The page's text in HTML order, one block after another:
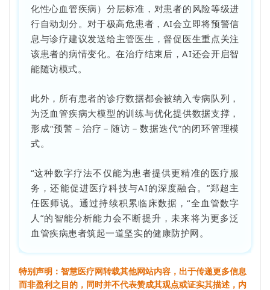
化性心血管疾病）分层标准，对患者的风险等级进
行自动划分。对于极高危患者，AI会立即将预警信
息与诊疗建议发送给主管医生，督促医生重点关注
该患者的病情变化。在治疗结束后，AI还会开启智
能随访模式。
此外，所有患者的诊疗数据都会被纳入专病队列，
为泛血管疾病大模型的训练与优化提供数据支撑，
形成“预警－治疗－随访－数据迭代”的闭环管理模
式。
“这种数字疗法不仅能为患者提供更精准的医疗服
务，还能促进医疗科技与AI的深度融合。”郑超主
任医师说。通过持续积累临床数据，“全血管数字
人”的智能分析能力会不断提升，未来将为更多泛
血管疾病患者筑起一道坚实的健康防护网。
特别声明：智慧医疗网转载其他网站内容，出于传递更多信息
而非盈利之目的，同时并不代表赞成其观点或证实其描述，内